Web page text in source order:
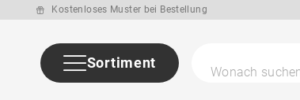
Kostenloses Muster bei Bestellung
Sortiment
Wonach